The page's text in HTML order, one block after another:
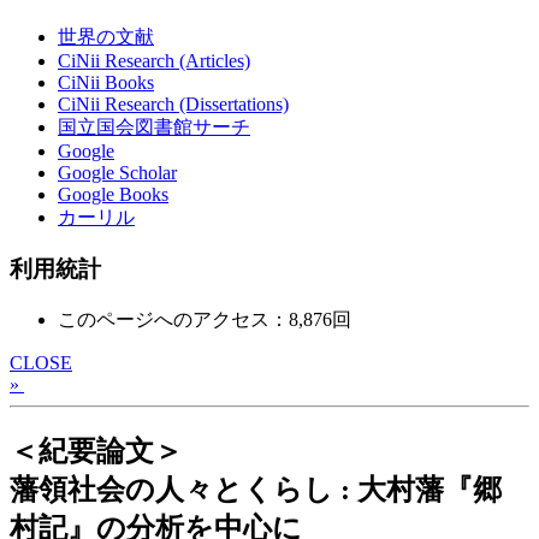
世界の文献
CiNii Research (Articles)
CiNii Books
CiNii Research (Dissertations)
国立国会図書館サーチ
Google
Google Scholar
Google Books
カーリル
利用統計
このページへのアクセス：8,876回
CLOSE
»
＜紀要論文＞
藩領社会の人々とくらし : 大村藩『郷
村記』の分析を中心に